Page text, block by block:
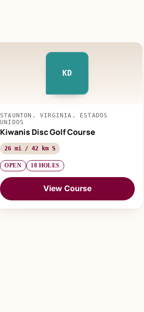
KD
STAUNTON, VIRGINIA, ESTADOS
UNIDOS
Kiwanis Disc Golf Course
26 mi / 42 km S
OPEN 18 HOLES
View Course